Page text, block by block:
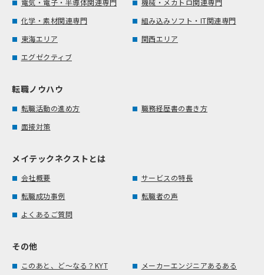
電気・電子・半導体関連専門
機械・メカトロ関連専門
化学・素材関連専門
組み込みソフト・IT関連専門
東海エリア
関西エリア
エグゼクティブ
転職ノウハウ
転職活動の進め方
職務経歴書の書き方
面接対策
メイテックネクストとは
会社概要
サービスの特長
転職成功事例
転職者の声
よくあるご質問
その他
このあと、ど～なる？KYT メーカーエンジニアあるある